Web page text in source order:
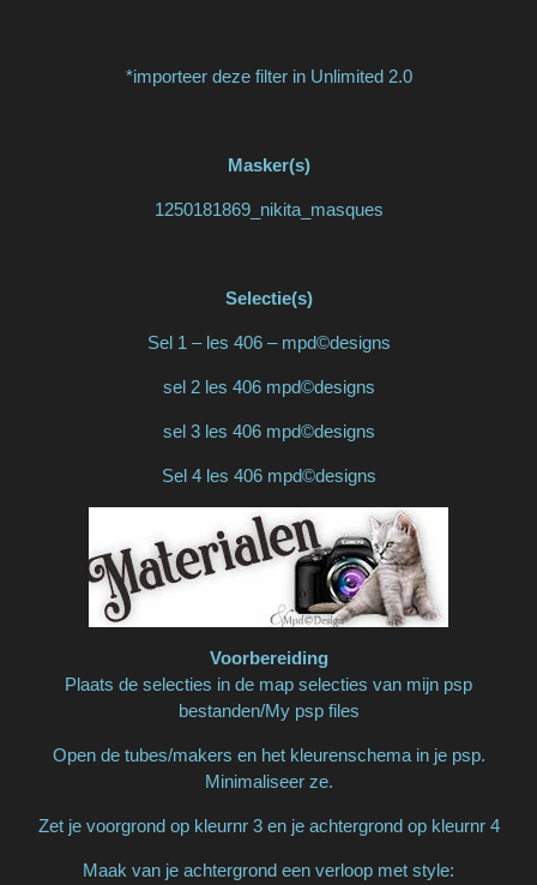
*importeer deze filter in Unlimited 2.0
Masker(s)
1250181869_nikita_masques
Selectie(s)
Sel 1 – les 406 – mpd©designs
sel 2 les 406 mpd©designs
sel 3 les 406 mpd©designs
Sel 4 les 406 mpd©designs
Voorbereiding
Plaats de selecties in de map selecties van mijn psp
bestanden/My psp files
Open de tubes/makers en het kleurenschema in je psp.
Minimaliseer ze.
Zet je voorgrond op kleurnr 3 en je achtergrond op kleurnr 4
Maak van je achtergrond een verloop met style: